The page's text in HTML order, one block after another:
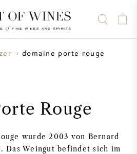
domaine porte rouge
Rouge
wurde 2003 von Bernard
Das Weingut befindet sich im